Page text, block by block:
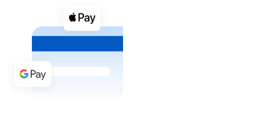
Comprar con efectivo
Transferencia SEPA
Añade fondos a tu cuenta Bitnovo o realiza compras